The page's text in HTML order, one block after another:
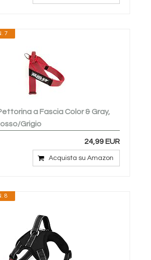
7
a Fascia Color & Gray,
Grigio
24,99 EUR
Acquista su Amazon
8